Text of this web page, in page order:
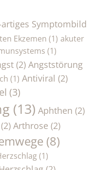
artiges Symptombild
Ekzemen (1) akuter
(1)
(2) Angststörung
(1) Antiviral (2)
(3)
(13) Aphthen (2)
Arthrose (2)
(8)
(1)